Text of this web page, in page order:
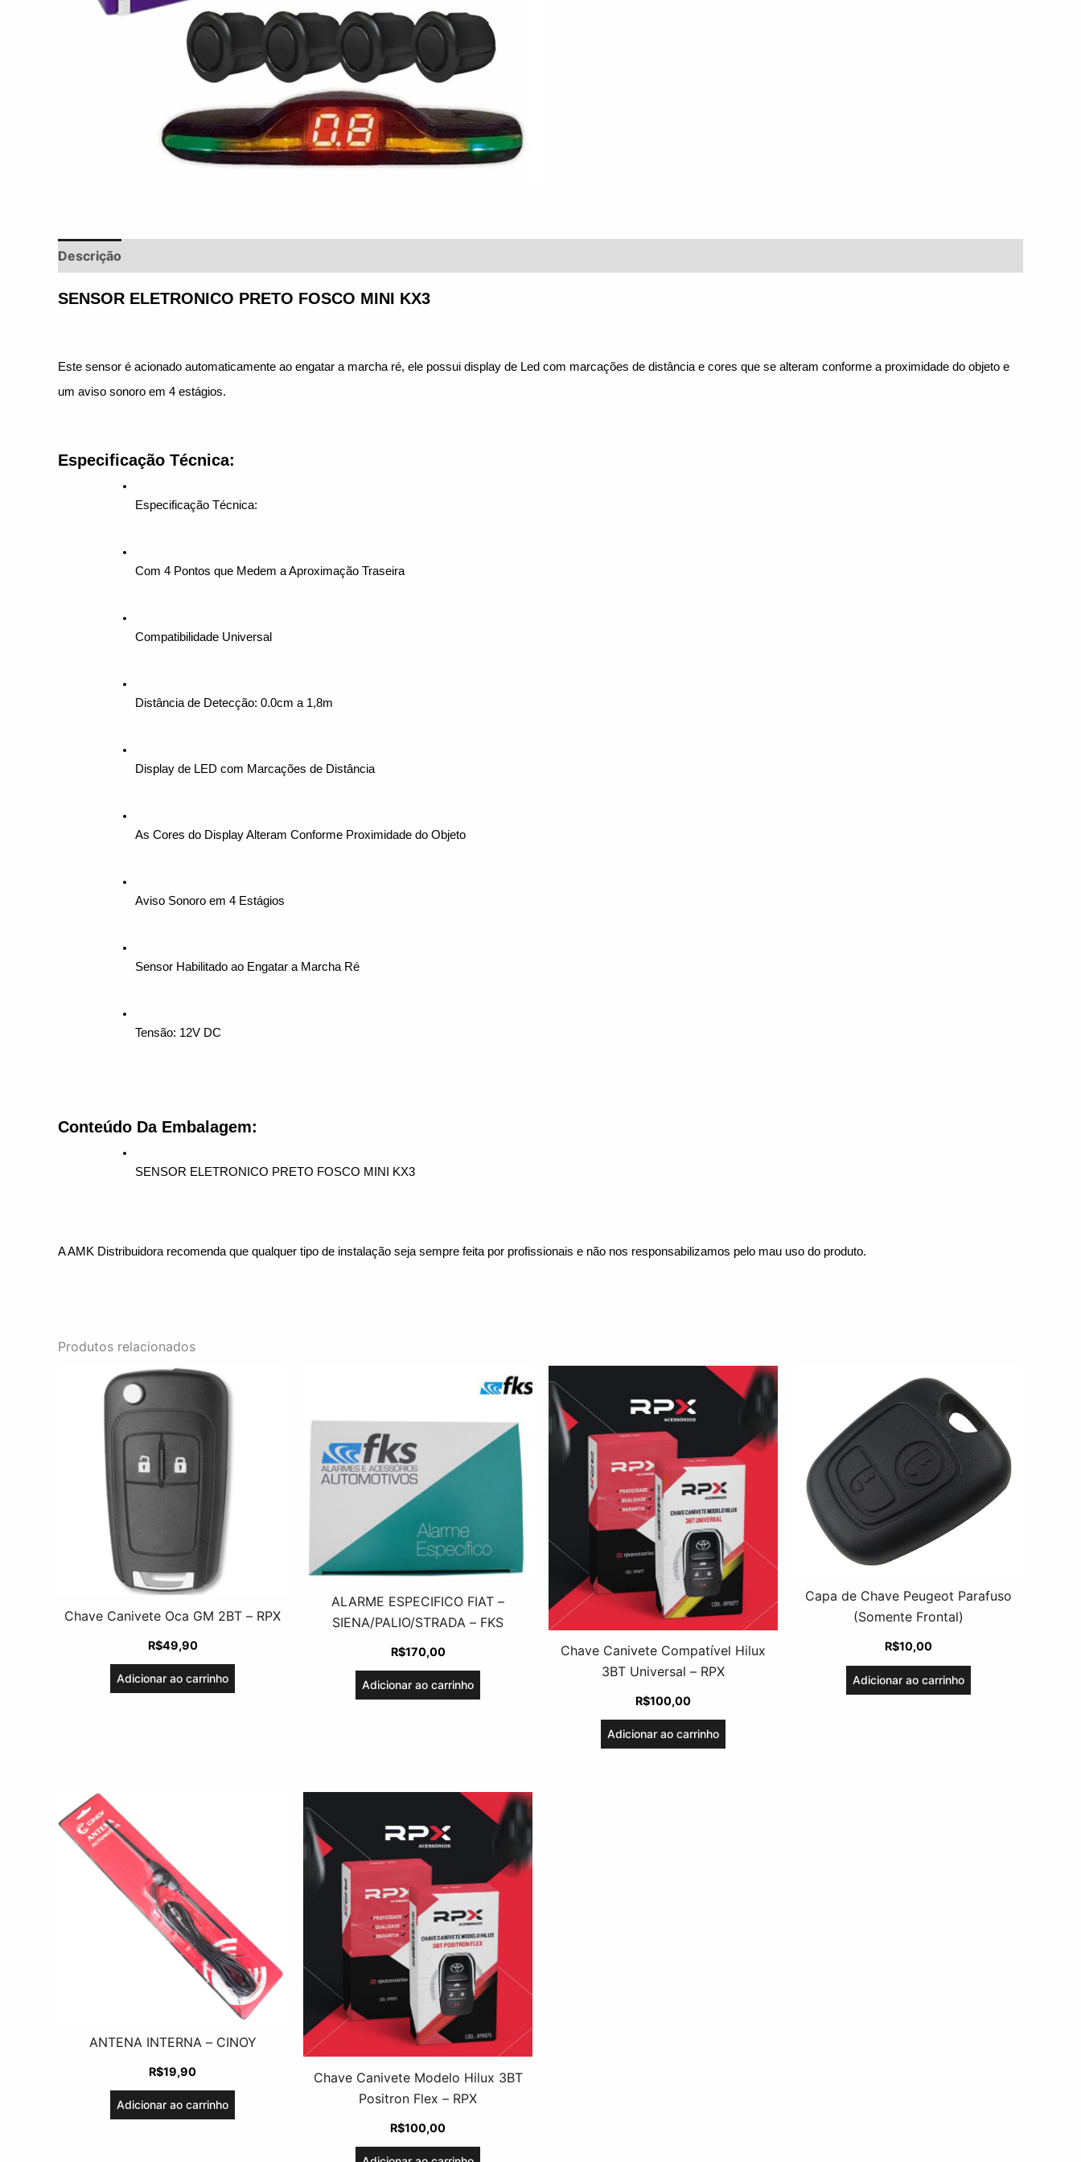
Descrição
SENSOR ELETRONICO PRETO FOSCO MINI KX3
Este sensor é acionado automaticamente ao engatar a marcha ré, ele possui display de Led com marcações de distância e cores que se alteram conforme a proximidade do objeto e
um aviso sonoro em 4 estágios.
Especificação Técnica:
Especificação Técnica:
Com 4 Pontos que Medem a Aproximação Traseira
Compatibilidade Universal
Distância de Detecção: 0.0cm a 1,8m
Display de LED com Marcações de Distância
As Cores do Display Alteram Conforme Proximidade do Objeto
Aviso Sonoro em 4 Estágios
Sensor Habilitado ao Engatar a Marcha Ré
Tensão: 12V DC
Conteúdo Da Embalagem:
SENSOR ELETRONICO PRETO FOSCO MINI KX3
A AMK Distribuidora recomenda que qualquer tipo de instalação seja sempre feita por profissionais e não nos responsabilizamos pelo mau uso do produto.
Produtos relacionados
Chave Canivete Oca GM 2BT – RPX
R$49,90
Adicionar ao carrinho
ALARME ESPECIFICO FIAT –
SIENA/PALIO/STRADA – FKS
R$170,00
Adicionar ao carrinho
Chave Canivete Compatível Hilux
3BT Universal – RPX
R$100,00
Adicionar ao carrinho
Capa de Chave Peugeot Parafuso
(Somente Frontal)
R$10,00
Adicionar ao carrinho
ANTENA INTERNA – CINOY
R$19,90
Adicionar ao carrinho
Chave Canivete Modelo Hilux 3BT
Positron Flex – RPX
R$100,00